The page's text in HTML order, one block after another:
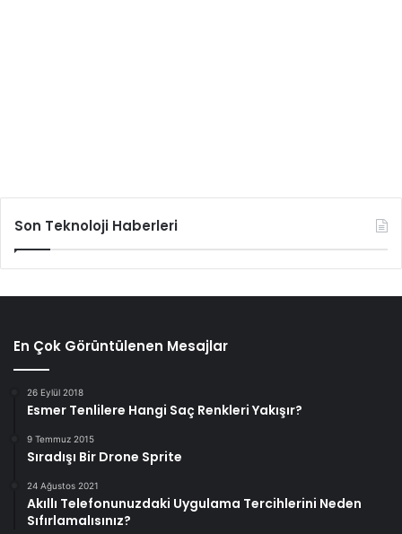
Son Teknoloji Haberleri
En Çok Görüntülenen Mesajlar
26 Eylül 2018
Esmer Tenlilere Hangi Saç Renkleri Yakışır?
9 Temmuz 2015
Sıradışı Bir Drone Sprite
24 Ağustos 2021
Akıllı Telefonunuzdaki Uygulama Tercihlerini Neden
Sıfırlamalısınız?